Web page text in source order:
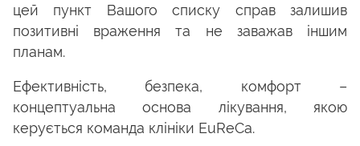
цей пункт Вашого списку справ залишив
позитивні враження та не заважав іншим
планам.
Ефективність, безпека, комфорт –
концептуальна основа лікування, якою
керується команда клініки EuReCa.